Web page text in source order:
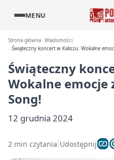
MENU
Strona główna Wiadomości
Świąteczny koncert w Kaliszu: Wokalne
Świąteczny
Wokalne emocje
Song!
12 grudnia 2024
2 min czytania Udostępnij